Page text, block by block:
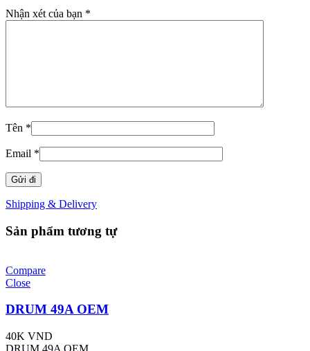
Nhận xét của bạn *
Tên *
Email *
Shipping & Delivery
Sản phẩm tương tự
Compare
Close
DRUM 49A OEM
40K VND
DRUM 49A OEM